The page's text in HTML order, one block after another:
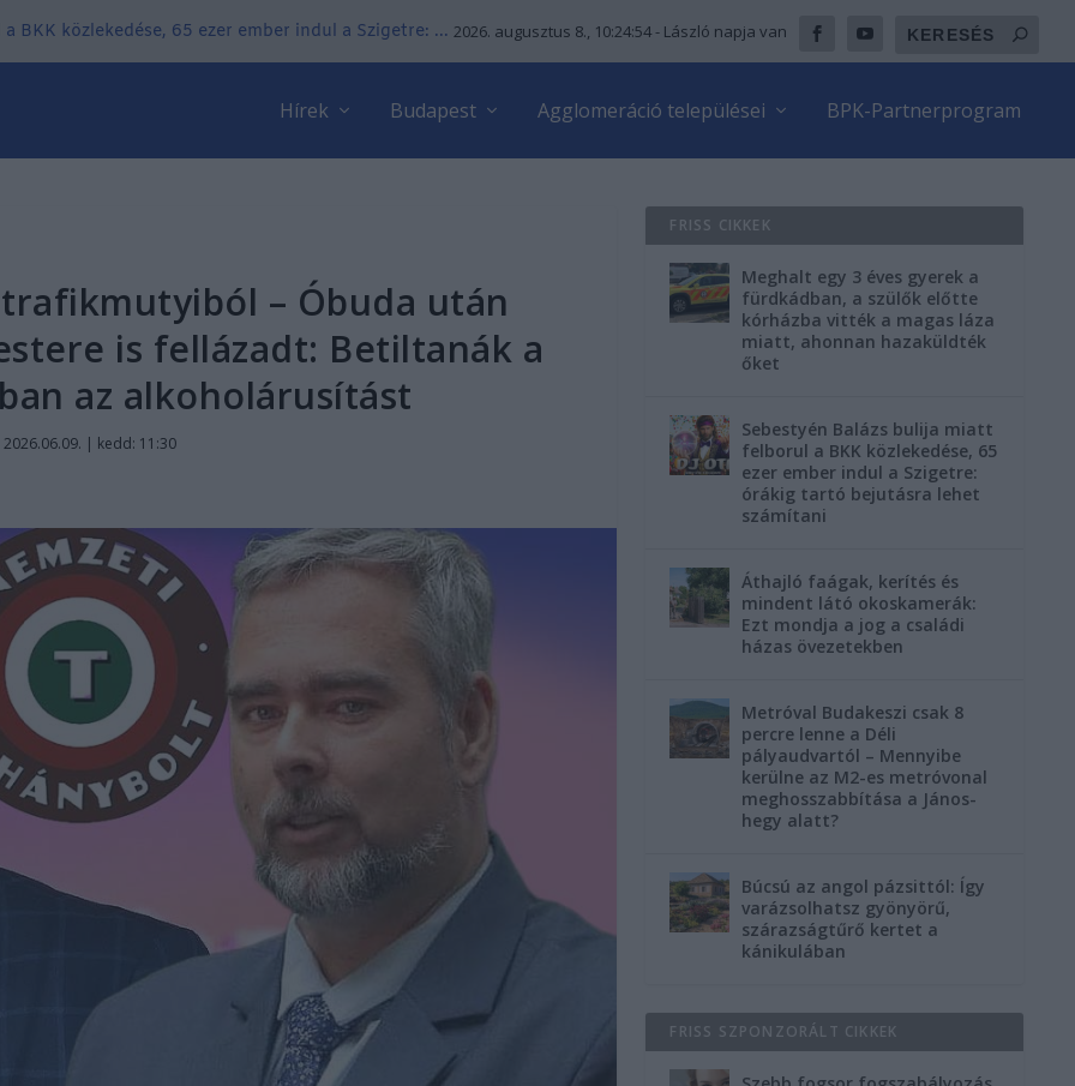
BKK közlekedése, 65 ezer ember indul a Szigetre: ... 2026. augusztus 8., 10:24:55 - László napja van
Hírek Budapest Agglomeráció települései BPK-Partnerprogram
– Óbuda után
is fellázadt: Betiltanák a
az alkoholárusítást
2026.06.09. | kedd: 11:30
FRISS CIKKEK
Meghalt egy 3 éves gyerek a
fürdkádban, a szülők előtte
kórházba vitték a magas láza
miatt, ahonnan hazaküldték
őket
Sebestyén Balázs bulija miatt
felborul a BKK közlekedése, 65
ezer ember indul a Szigetre:
órákig tartó bejutásra lehet
számítani
Áthajló faágak, kerítés és
mindent látó okoskamerák:
Ezt mondja a jog a családi
házas övezetekben
Metróval Budakeszi csak 8
percre lenne a Déli
pályaudvartól – Mennyibe
kerülne az M2-es metróvonal
meghosszabbítása a János-
hegy alatt?
Búcsú az angol pázsittól: Így
varázsolhatsz gyönyörű,
szárazságtűrő kertet a
kánikulában
FRISS SZPONZORÁLT CIKKEK